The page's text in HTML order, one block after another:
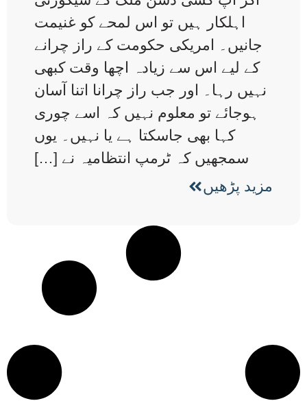
اہلکار ہیں تو اس لمحے کو غنیمت
جانیں۔ امریکی حکومت کے راز چرانے
کے لیے اس سے زیادہ اچھا وقت کبھی
نہیں رہا۔ اور جب راز چرانا اتنا آسان
ہوجائے تو معلوم نہیں کہ اسے چوری
کہا بھی جاسکتا ہے یا نہیں۔ یوں
سمجھیں کہ ٹرمپ انتظامیہ نے […]
مزید پڑھیں